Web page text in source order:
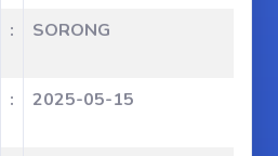
: SORONG
: 2025-05-15